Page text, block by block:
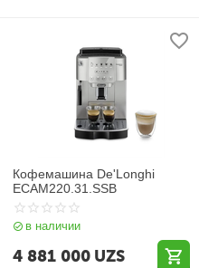
Кофемашина De'Longhi
ECAM220.31.SSB
в наличии
4 881 000 UZS